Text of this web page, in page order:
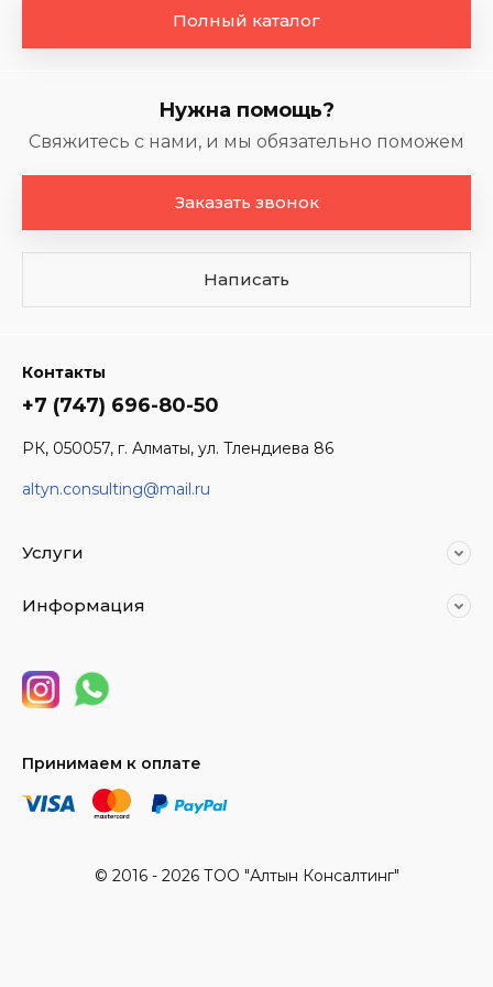
Полный каталог
Нужна помощь?
Свяжитесь с нами, и мы обязательно поможем
Заказать звонок
Написать
Контакты
+7 (747) 696-80-50
РК, 050057, г. Алматы, ул. Тлендиева 86
altyn.consulting@mail.ru
Услуги
Информация
Принимаем к оплате
© 2016 - 2026 ТОО "Алтын Консалтинг"